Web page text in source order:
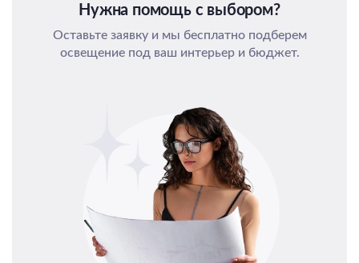
Нужна помощь с выбором?
Оставьте заявку и мы бесплатно подберем
освещение под ваш интерьер и бюджет.